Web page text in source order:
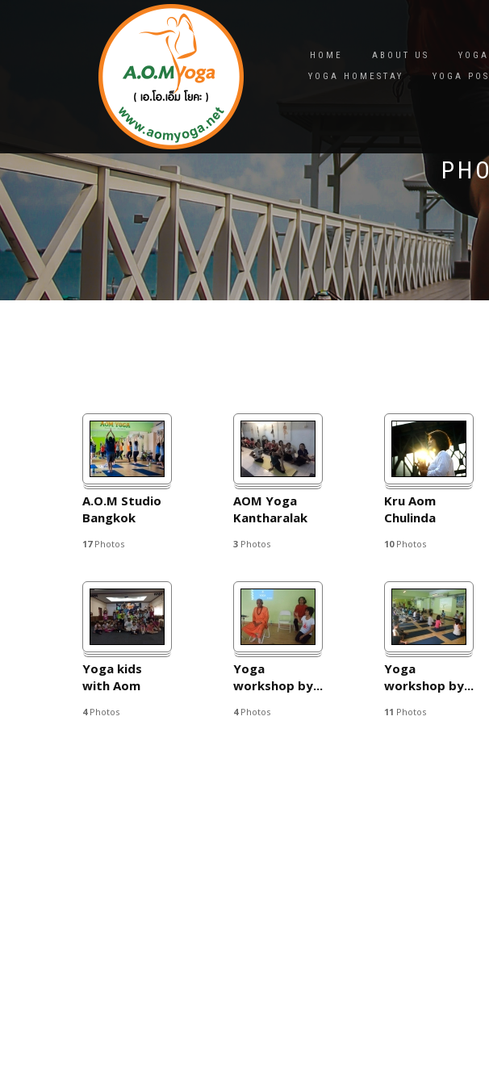
HOME ABOUT US
YOGA HOMESTAY
YOGA
A.O.M Studio
Bangkok
17Photos
AOM Yoga
Kantharalak
3 Photos
Kru Aom
Chulinda
10Photos
Yoga kids
with Aom
4Photos
Yoga
workshop by...
4Photos
Yoga
workshop by...
11 Photos